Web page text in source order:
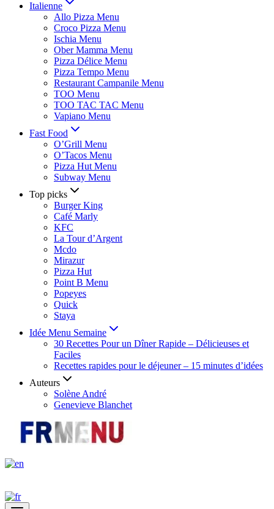
Italienne
Allo Pizza Menu
Croco Pizza Menu
Ischia Menu
Ober Mamma Menu
Pizza Délice Menu
Pizza Tempo Menu
Restaurant Campanile Menu
TOO Menu
TOO TAC TAC Menu
Vapiano Menu
Fast Food
O’Grill Menu
O’Tacos Menu
Pizza Hut Menu
Subway Menu
Top picks
Burger King
Café Marly
KFC
La Tour d’Argent
Mcdo
Mirazur
Pizza Hut
Point B Menu
Popeyes
Quick
Staya
Idée Menu Semaine
30 Recettes Pour un Dîner Rapide – Délicieuses et
Faciles
Recettes rapides pour le déjeuner – 15 minutes d’idées
Auteurs
Solène André
Genevieve Blanchet